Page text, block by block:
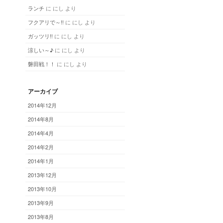
ランチ に にし より
フクアリで～!! に にし より
ガッツリ!! に にし より
涼しい～♪ に にし より
磐田戦！！ に にし より
アーカイブ
2014年12月
2014年8月
2014年4月
2014年2月
2014年1月
2013年12月
2013年10月
2013年9月
2013年8月